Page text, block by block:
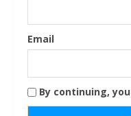
Email
By continuing,